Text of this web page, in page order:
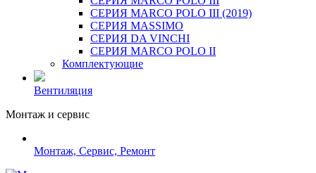
СЕРИЯ MARCO POLO III (2019)
СЕРИЯ MASSIMO
СЕРИЯ DA VINCHI
СЕРИЯ MARCO POLO II
Комплектующие
Вентиляция
Монтаж и сервис
Монтаж, Сервис, Ремонт